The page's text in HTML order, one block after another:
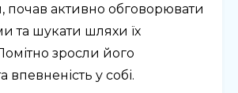
почав активно обговорювати
та шукати шляхи їх
зросли його
впевненість у собі.